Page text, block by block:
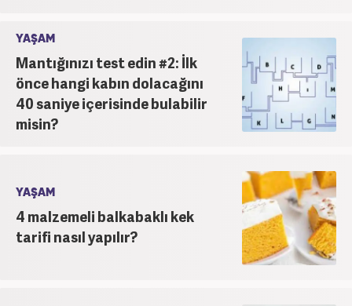
YAŞAM
Mantığınızı test edin #2: İlk
önce hangi kabın dolacağını
40 saniye içerisinde bulabilir
misin?
YAŞAM
4 malzemeli balkabaklı kek
tarifi nasıl yapılır?